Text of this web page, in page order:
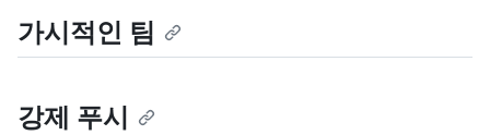
가시적인 팀
강제 푸시